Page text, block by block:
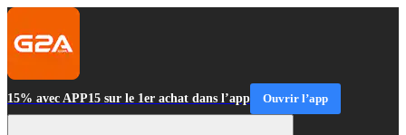
15% avec APP15 sur le 1er achat dans l’app Ouvrir l’app